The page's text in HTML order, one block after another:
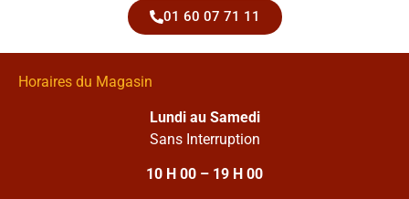
01 60 07 71 11
Horaires du Magasin
Lundi au Samedi
Sans Interruption
10 H 00 – 19 H 00